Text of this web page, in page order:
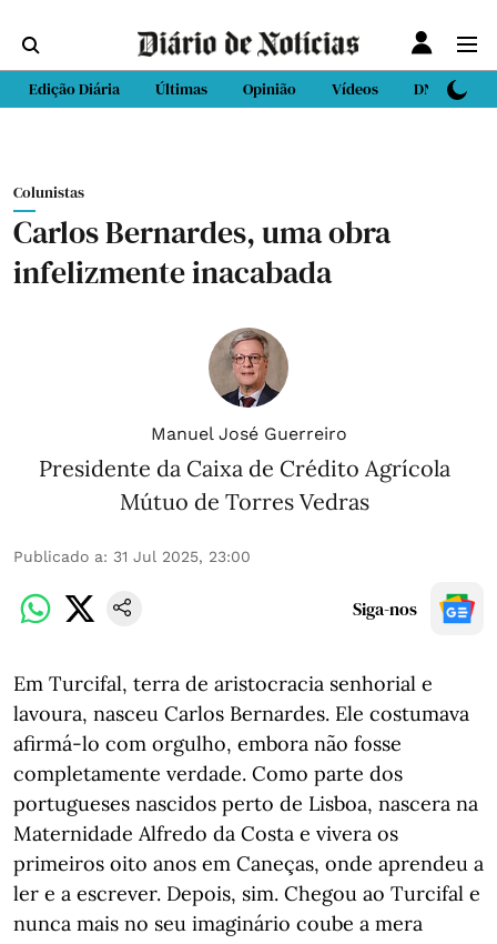
Edição Diária Últimas Opinião Vídeos DN Sport
Colunistas
Carlos Bernardes, uma obra
infelizmente inacabada
Manuel José Guerreiro
Presidente da Caixa de Crédito Agrícola
Mútuo de Torres Vedras
Publicado a: 31 Jul 2025, 23:00
Siga-nos
Em Turcifal, terra de aristocracia senhorial e
lavoura, nasceu Carlos Bernardes. Ele costumava
afirmá-lo com orgulho, embora não fosse
completamente verdade. Como parte dos
portugueses nascidos perto de Lisboa, nascera na
Maternidade Alfredo da Costa e vivera os
primeiros oito anos em Caneças, onde aprendeu a
ler e a escrever. Depois, sim. Chegou ao Turcifal e
nunca mais no seu imaginário coube a mera